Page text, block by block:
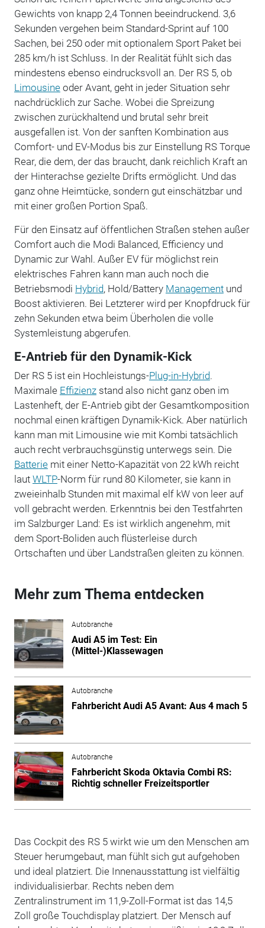
Gewichts von knapp 2,4 Tonnen beeindruckend. 3,6
Sekunden vergehen beim Standard-Sprint auf 100
Sachen, bei 250 oder mit optionalem Sport Paket bei
285 km/h ist Schluss. In der Realität fühlt sich das
mindestens ebenso eindrucksvoll an. Der RS 5, ob
Limousineoder Avant, geht in jeder Situation sehr
nachdrücklich zur Sache. Wobei die Spreizung
zwischen zurückhaltend und brutal sehr breit
ausgefallen ist. Von der sanften Kombination aus
Comfort- und EV-Modus bis zur Einstellung RS Torque
Rear, die dem, der das braucht, dank reichlich Kraft an
der Hinterachse gezielte Drifts ermöglicht. Und das
ganz ohne Heimtücke, sondern gut einschätzbar und
mit einer großen Portion Spaß.
Für den Einsatz auf öffentlichen Straßen stehen außer
Comfort auch die Modi Balanced, Efficiency und
Dynamic zur Wahl. Außer EV für möglichst rein
elektrisches Fahren kann man auch noch die
Betriebsmodi Hybrid, Hold/Battery Managementund
Boost aktivieren. Bei Letzterer wird per Knopfdruck für
zehn Sekunden etwa beim Überholen die volle
Systemleistung abgerufen.
E-Antrieb für den Dynamik-Kick
Der RS 5 ist ein Hochleistungs-Plug-in-Hybrid.
Maximale Effizienzstand also nicht ganz oben im
Lastenheft, der E-Antrieb gibt der Gesamtkomposition
nochmal einen kräftigen Dynamik-Kick. Aber natürlich
kann man mit Limousine wie mit Kombi tatsächlich
auch recht verbrauchsgünstig unterwegs sein. Die
Batteriemit einer Netto-Kapazität von 22 kWh reicht
laut WLTP-Norm für rund 80 Kilometer, sie kann in
zweieinhalb Stunden mit maximal elf kW von leer auf
voll gebracht werden. Erkenntnis bei den Testfahrten
im Salzburger Land: Es ist wirklich angenehm, mit
dem Sport-Boliden auch flüsterleise durch
Ortschaften und über Landstraßen gleiten zu können.
Mehr zum Thema entdecken
Autobranche
Audi A5 im Test: Ein
(Mittel-)Klassewagen
Autobranche
Fahrbericht Audi A5 Avant: Aus 4 mach 5
Autobranche
Fahrbericht Skoda Oktavia Combi RS:
Richtig schneller Freizeitsportler
Das Cockpit des RS 5 wirkt wie um den Menschen am
Steuer herumgebaut, man fühlt sich gut aufgehoben
und ideal platziert. Die Innenausstattung ist vielfältig
individualisierbar. Rechts neben dem
Zentralinstrument im 11,9-Zoll-Format ist das 14,5
Zoll große Touchdisplay platziert. Der Mensch auf